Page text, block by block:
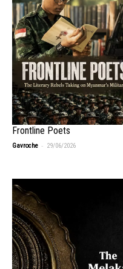
Frontline Poets
Gavroche - 29/06/2026